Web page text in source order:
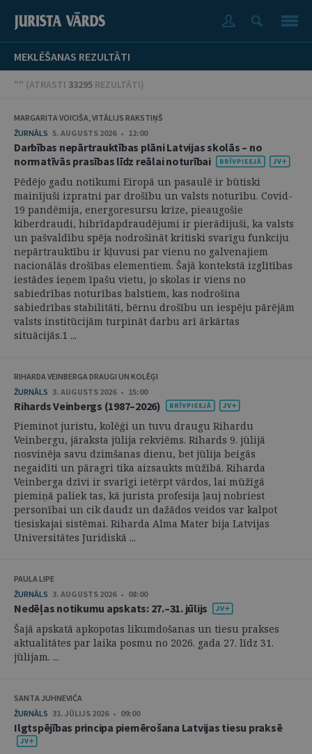
MEKLĒŠANAS REZULTĀTI
"" (ATRASTI 33295 REZULTĀTI)
MARGARITA VOICIŠA, VITĀLIJS RAKSTIŅŠ
ŽURNĀLS 5. AUGUSTS 2026 • 12:00
Darbības nepārtrauktības plāni Latvijas skolās – no
normatīvās prasības līdz reālai noturībai
Pēdējo gadu notikumi Eiropā un pasaulē ir būtiski
mainījuši izpratni par drošību un valsts noturību. Covid-
19 pandēmija, energoresursu krīze, pieaugošie
kiberdraudi, hibrīdapdraudējumi ir pierādījuši, ka valsts
un pašvaldību spēja nodrošināt kritiski svarīgu funkciju
nepārtrauktību ir kļuvusi par vienu no galvenajiem
nacionālās drošības elementiem. Šajā kontekstā izglītības
iestādes ieņem īpašu vietu, jo skolas ir viens no
sabiedrības noturības balstiem, kas nodrošina
sabiedrības stabilitāti, bērnu drošību un iespēju pārējām
valsts institūcijām turpināt darbu arī ārkārtas
situācijās.1 ...
RIHARDA VEINBERGA DRAUGI UN KOLĒĢI
ŽURNĀLS 3. AUGUSTS 2026 • 15:00
Rihards Veinbergs (1987–2026)
Pieminot juristu, kolēģi un tuvu draugu Rihardu
Veinbergu, jāraksta jūlija rekviēms. Rihards 9. jūlijā
nosvinēja savu dzimšanas dienu, bet jūlija beigās
negaidīti un pāragri tika aizsaukts mūžībā. Riharda
Veinberga dzīvi ir svarīgi ietērpt vārdos, lai mūžīgā
piemiņā paliek tas, kā jurista profesija ļauj nobriest
personībai un cik daudz un dažādos veidos var kalpot
tiesiskajai sistēmai. Riharda Alma Mater bija Latvijas
Universitātes Juridiskā ...
PAULA LIPE
ŽURNĀLS 3. AUGUSTS 2026 • 08:00
Nedēļas notikumu apskats: 27.–31. jūlijs
Šajā apskatā apkopotas likumdošanas un tiesu prakses
aktualitātes par laika posmu no 2026. gada 27. līdz 31.
jūlijam. ...
SANTA JUHNEVIČA
ŽURNĀLS 31. JŪLIJS 2026 • 09:00
Ilgtspējības principa piemērošana Latvijas tiesu praksē